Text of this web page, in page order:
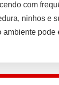
com
ninhos e
ambiente pode